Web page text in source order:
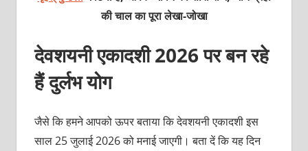
की चाल का पूरा लेखा-जोखा
देवशयनी एकादशी 2026 पर बन रहे
हैं दुर्लभ योग
जैसे कि हमने आपको ऊपर बताया कि देवशयनी एकादशी इस
साल 25 जुलाई 2026 को मनाई जाएगी। बता दें कि यह दिन